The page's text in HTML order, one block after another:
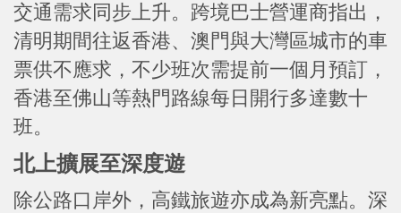
交通需求同步上升。跨境巴士營運商指出，
清明期間往返香港、澳門與大灣區城市的車
票供不應求，不少班次需提前一個月預訂，
香港至佛山等熱門路線每日開行多達數十
班。
北上擴展至深度遊
除公路口岸外，高鐵旅遊亦成為新亮點。深